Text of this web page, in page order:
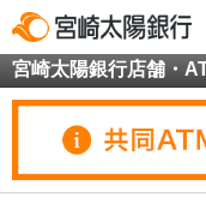
宮崎太陽銀行店舗・